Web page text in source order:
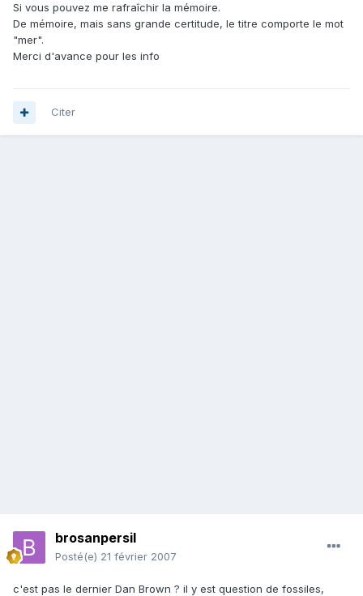
Si vous pouvez me rafraîchir la mémoire.
De mémoire, mais sans grande certitude, le titre comporte le mot
"mer".
Merci d'avance pour les info
Citer
brosanpersil
Posté(e) 21 février 2007
c'est pas le dernier Dan Brown ? il y est question de fossiles,